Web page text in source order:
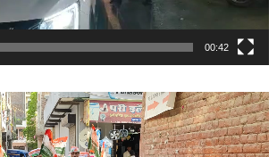
00:42